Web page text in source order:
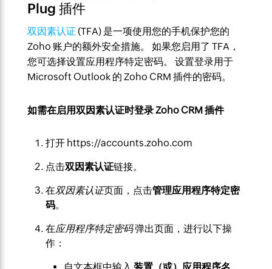
Plug 插件
双因素认证 (TFA) 是一项使用您的手机保护您的
Zoho 账户的额外安全措施。 如果您启用了 TFA，
您可选择设置应用程序特定密码。 设置登录用于
Microsoft Outlook 的 Zoho CRM 插件的密码。
如需在启用双因素认证时登录 Zoho CRM 插件
打开 https://accounts.zoho.com
点击双因素认证链接。
在双因素认证页面，点击管理应用程序特定密
码。
在应用程序特定密码弹出页面，进行以下操
作：
自文本框中输入 装置（或）应用程序名